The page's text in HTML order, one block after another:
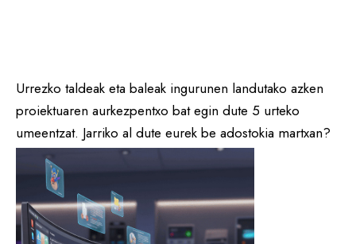
Urrezko taldeak eta baleak ingurunen landutako azken
proiektuaren aurkezpentxo bat egin dute 5 urteko
umeentzat. Jarriko al dute eurek be adostokia martxan?